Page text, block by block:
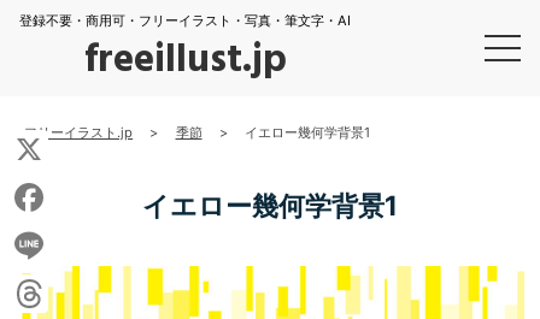
登録不要・商用可・フリーイラスト・写真・筆文字・AI
freeillust.jp
フリーイラスト.jp > 季節 > イエロー幾何学背景1
イエロー幾何学背景1
X
Facebook
Line